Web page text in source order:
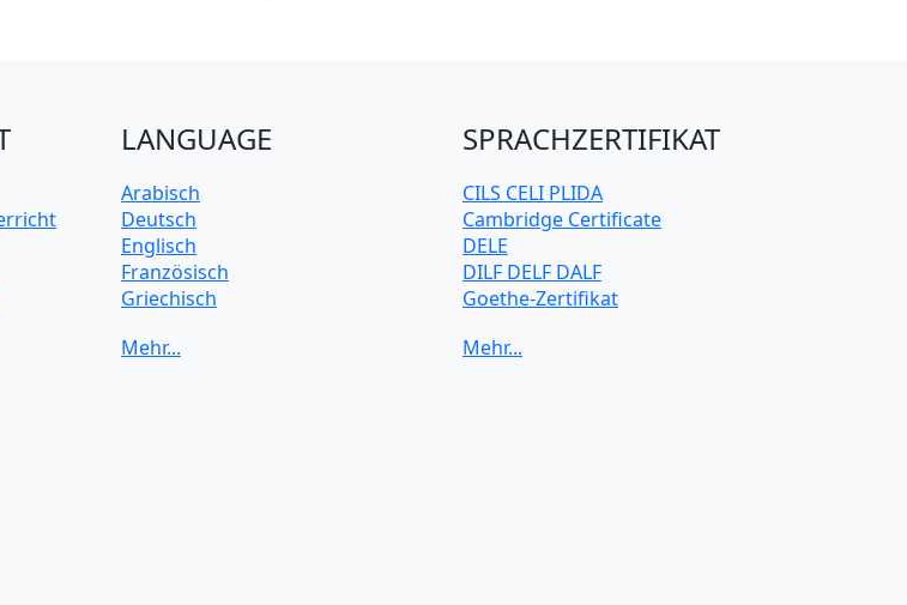
LANGUAGE
Arabisch
Deutsch
Englisch
Französisch
Griechisch
Japanisch
SPRACHZERTIFIKAT
CILS CELI PLIDA
Cambridge Certificate
DELE
DILF DELF DALF
Goethe-Zertifikat
TELC